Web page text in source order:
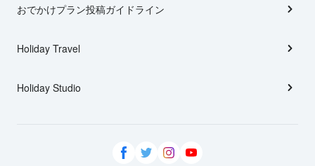
おでかけプラン投稿ガイドライン
Holiday Travel
Holiday Studio